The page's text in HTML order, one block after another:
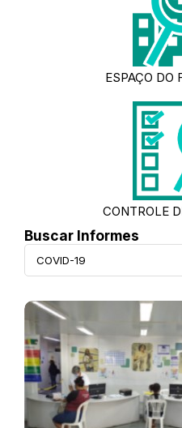
ESPAÇO DO
CONTROLE
Buscar Informes